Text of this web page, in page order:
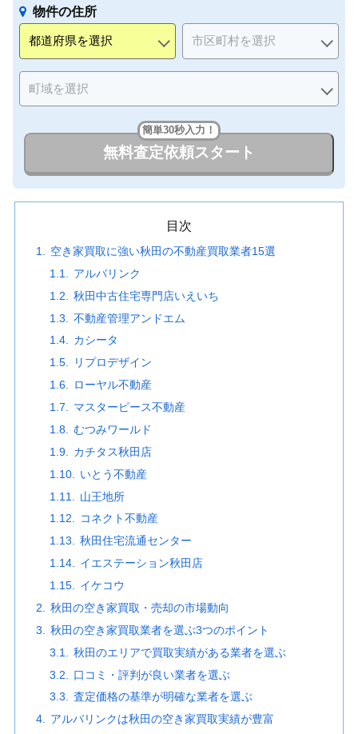
物件の住所
簡単30秒入力！
無料査定依頼スタート
目次
空き家買取に強い秋田の不動産買取業者15選
アルバリンク
秋田中古住宅専門店いえいち
不動産管理アンドエム
カシータ
リプロデザイン
ローヤル不動産
マスターピース不動産
むつみワールド
カチタス秋田店
いとう不動産
山王地所
コネクト不動産
秋田住宅流通センター
イエステーション秋田店
イケコウ
秋田の空き家買取・売却の市場動向
秋田の空き家買取業者を選ぶ3つのポイント
秋田のエリアで買取実績がある業者を選ぶ
口コミ・評判が良い業者を選ぶ
査定価格の基準が明確な業者を選ぶ
アルバリンクは秋田の空き家買取実績が豊富